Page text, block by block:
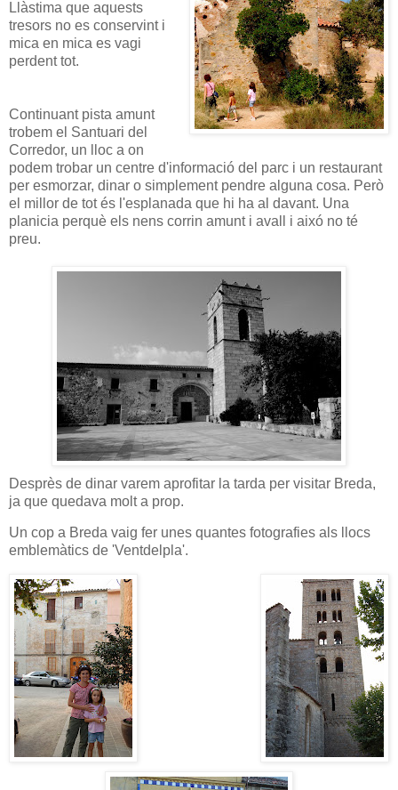
Llàstima que aquests
tresors no es conservint i
mica en mica es vagi
perdent tot.
Continuant pista amunt
trobem el Santuari del
Corredor, un lloc a on
podem trobar un centre d'informació del parc i un restaurant
per esmorzar, dinar o simplement pendre alguna cosa. Però
el millor de tot és l'esplanada que hi ha al davant. Una
planicia perquè els nens corrin amunt i avall i aixó no té
preu.
Desprès de dinar varem aprofitar la tarda per visitar Breda,
ja que quedava molt a prop.
Un cop a Breda vaig fer unes quantes fotografies als llocs
emblemàtics de 'Ventdelpla'.